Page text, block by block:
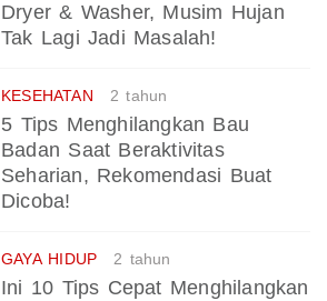
Dryer & Washer, Musim Hujan
Tak Lagi Jadi Masalah!
KESEHATAN 2 tahun
5 Tips Menghilangkan Bau
Badan Saat Beraktivitas
Seharian, Rekomendasi Buat
Dicoba!
GAYA HIDUP 2 tahun
Ini 10 Tips Cepat Menghilangkan